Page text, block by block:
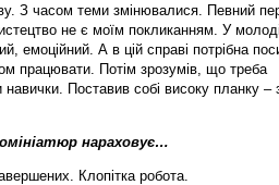
З часом теми змінювалися. Певний
не є моїм покликанням. У
емоційний. А в цій справі потрібна
працювати. Потім зрозумів, що треба
Поставив собі високу планку –
нараховує…
Клопітка робота.